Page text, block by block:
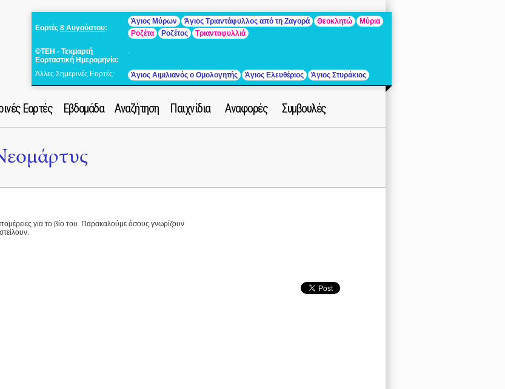
Εορτές 8 Αυγούστου:
Άγιος Μύρων Άγιος Τριαντάφυλλος από τη Ζαγορά Θεοκλητώ
Μύρια
Ροζέτα
Ροζέτος Τριανταφυλλιά
©ΤΕΗ - Τεκμαρτή
Εορταστική Ημερομηνία:
-
Άλλες Σημερινές Εορτές: Άγιος Αιμιλιανός ο Ομολογητής Άγιος Ελευθέριος Άγιος Στυράκιος
Εορτές Εβδομάδα Αναζήτηση Παιχνίδια Αναφορές Συμβουλές
για το βίο του. Παρακαλούμε όσους γνωρίζουν